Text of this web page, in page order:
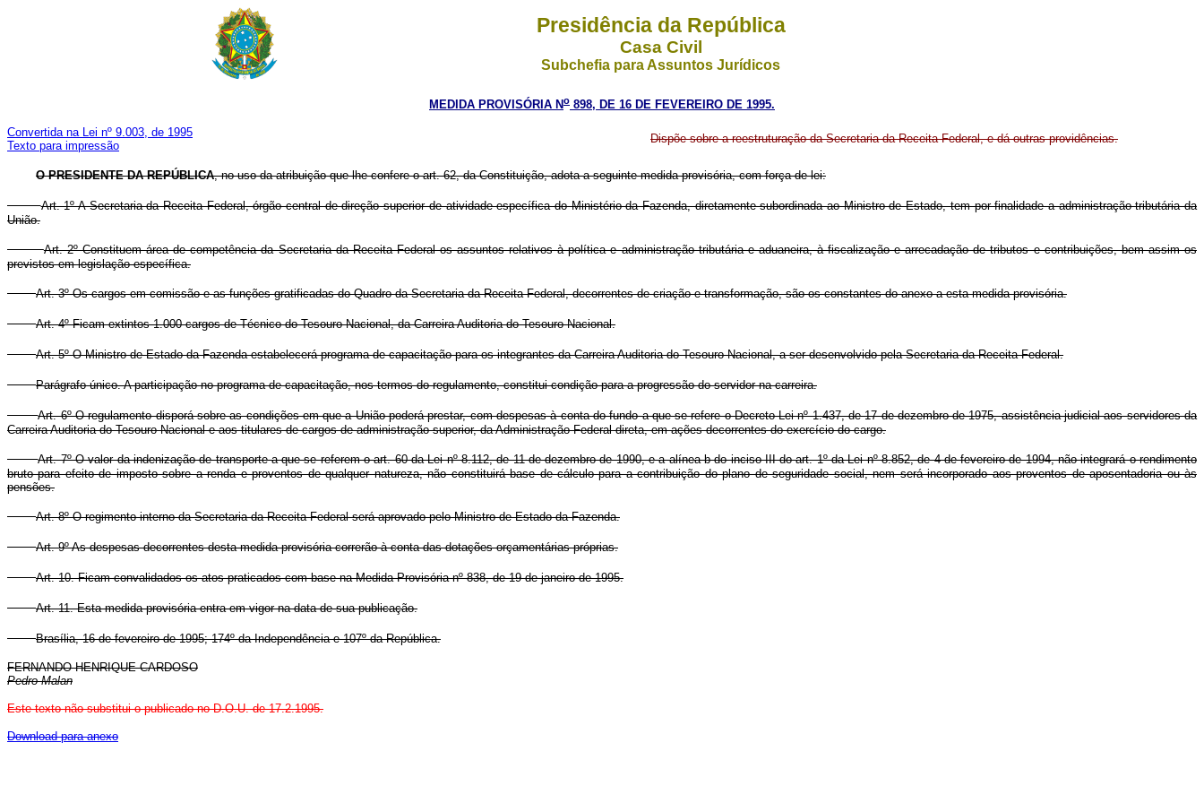
Presidência da República
Casa Civil
Subchefia para Assuntos Jurídicos
MEDIDA PROVISÓRIA No 898, DE 16 DE FEVEREIRO DE 1995.
Convertida na Lei nº 9.003, de 1995
Texto para impressão
Dispõe sobre a reestruturação da Secretaria da Receita Federal, e dá outras providências.
O PRESIDENTE DA REPÚBLICA, no uso da atribuição que lhe confere o art. 62, da Constituição, adota a seguinte medida provisória, com força de lei:
Art. 1º A Secretaria da Receita Federal, órgão central de direção superior de atividade específica do Ministério da Fazenda, diretamente subordinada ao Ministro de Estado, tem por finalidade a administração tributária da
União.
Art. 2º Constituem área de competência da Secretaria da Receita Federal os assuntos relativos à política e administração tributária e aduaneira, à fiscalização e arrecadação de tributos e contribuições, bem assim os
previstos em legislação específica.
Art. 3º Os cargos em comissão e as funções gratificadas do Quadro da Secretaria da Receita Federal, decorrentes de criação e transformação, são os constantes do anexo a esta medida provisória.
Art. 4º Ficam extintos 1.000 cargos de Técnico do Tesouro Nacional, da Carreira Auditoria do Tesouro Nacional.
Art. 5º O Ministro de Estado da Fazenda estabelecerá programa de capacitação para os integrantes da Carreira Auditoria do Tesouro Nacional, a ser desenvolvido pela Secretaria da Receita Federal.
Parágrafo único. A participação no programa de capacitação, nos termos do regulamento, constitui condição para a progressão do servidor na carreira.
Art. 6º O regulamento disporá sobre as condições em que a União poderá prestar, com despesas à conta do fundo a que se refere o Decreto-Lei nº 1.437, de 17 de dezembro de 1975, assistência judicial aos servidores da
Carreira Auditoria do Tesouro Nacional e aos titulares de cargos de administração superior, da Administração Federal direta, em ações decorrentes do exercício do cargo.
Art. 7º O valor da indenização de transporte a que se referem o art. 60 da Lei nº 8.112, de 11 de dezembro de 1990, e a alínea b do inciso III do art. 1º da Lei nº 8.852, de 4 de fevereiro de 1994, não integrará o rendimento
bruto para efeito de imposto sobre a renda e proventos de qualquer natureza, não constituirá base de cálculo para a contribuição do plano de seguridade social, nem será incorporado aos proventos de aposentadoria ou às
pensões.
Art. 8º O regimento interno da Secretaria da Receita Federal será aprovado pelo Ministro de Estado da Fazenda.
Art. 9º As despesas decorrentes desta medida provisória correrão à conta das dotações orçamentárias próprias.
Art. 10. Ficam convalidados os atos praticados com base na Medida Provisória nº 838, de 19 de janeiro de 1995.
Art. 11. Esta medida provisória entra em vigor na data de sua publicação.
Brasília, 16 de fevereiro de 1995; 174º da Independência e 107º da República.
FERNANDO HENRIQUE CARDOSO
Pedro Malan
Este texto não substitui o publicado no D.O.U. de 17.2.1995.
Download para anexo